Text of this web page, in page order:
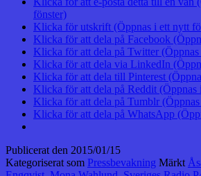
fönster)
Klicka för utskrift (Öppnas i ett nytt
Klicka för att dela på Facebook
Klicka för att dela på Twitter
Klicka för att dela via LinkedIn
Klicka för att dela till Pinterest
Klicka för att dela på Reddit (Öppnas
Klicka för att dela på Tumblr
Klicka för att dela på WhatsApp
Publicerat den 2015/01/15
Kategoriserat som Pressbevakning Märkt